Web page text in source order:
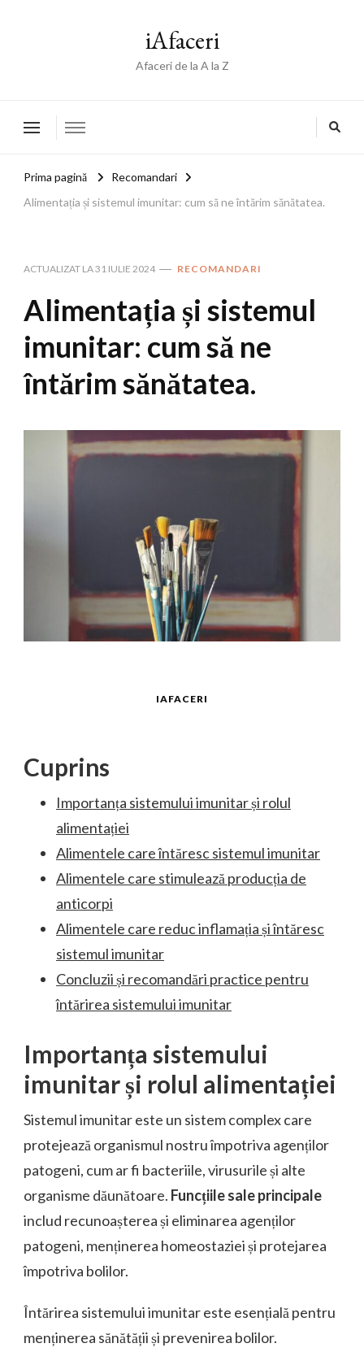
iAfaceri
Afaceri de la A la Z
Prima pagină
Recomandari
Alimentația și sistemul imunitar: cum să ne întărim sănătatea.
ACTUALIZAT LA31 IULIE 2024 RECOMANDARI
Alimentația și sistemul
imunitar: cum să ne
întărim sănătatea.
IAFACERI
Cuprins
Importanța sistemului imunitar și rolul
alimentației
Alimentele care întăresc sistemul imunitar
Alimentele care stimulează producția de
anticorpi
Alimentele care reduc inflamația și întăresc
sistemul imunitar
Concluzii și recomandări practice pentru
întărirea sistemului imunitar
Importanța sistemului
imunitar și rolul alimentației
Sistemul imunitar este un sistem complex care
protejează organismul nostru împotriva agenților
patogeni, cum ar fi bacteriile, virusurile și alte
organisme dăunătoare. Funcțiile sale principale
includ recunoașterea și eliminarea agenților
patogeni, menținerea homeostaziei și protejarea
împotriva bolilor.
Întărirea sistemului imunitar este esențială pentru
menținerea sănătății și prevenirea bolilor.